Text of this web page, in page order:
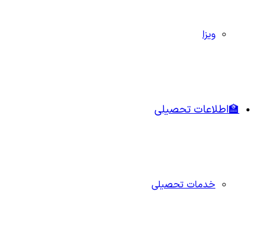
ویزا
🏫اطلاعات تحصیلی
خدمات تحصیلی